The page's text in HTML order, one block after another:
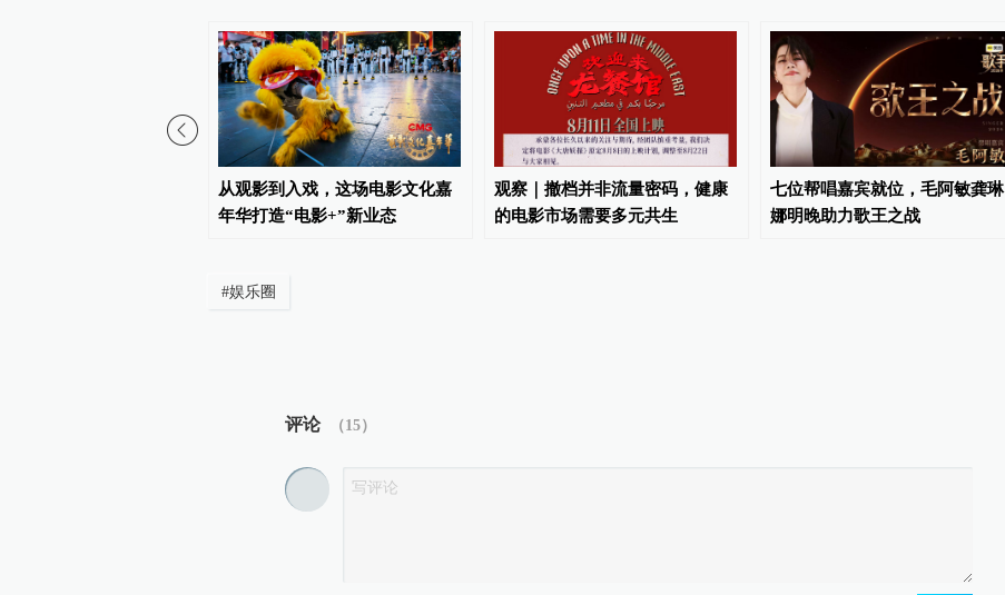
从观影到入戏，这场电影文化嘉
年华打造“电影+”新业态
观察｜撤档并非流量密码，健康
的电影市场需要多元共生
七位帮唱嘉宾就位，毛阿敏龚琳
娜明晚助力歌王之战
#娱乐圈
评论 （15）